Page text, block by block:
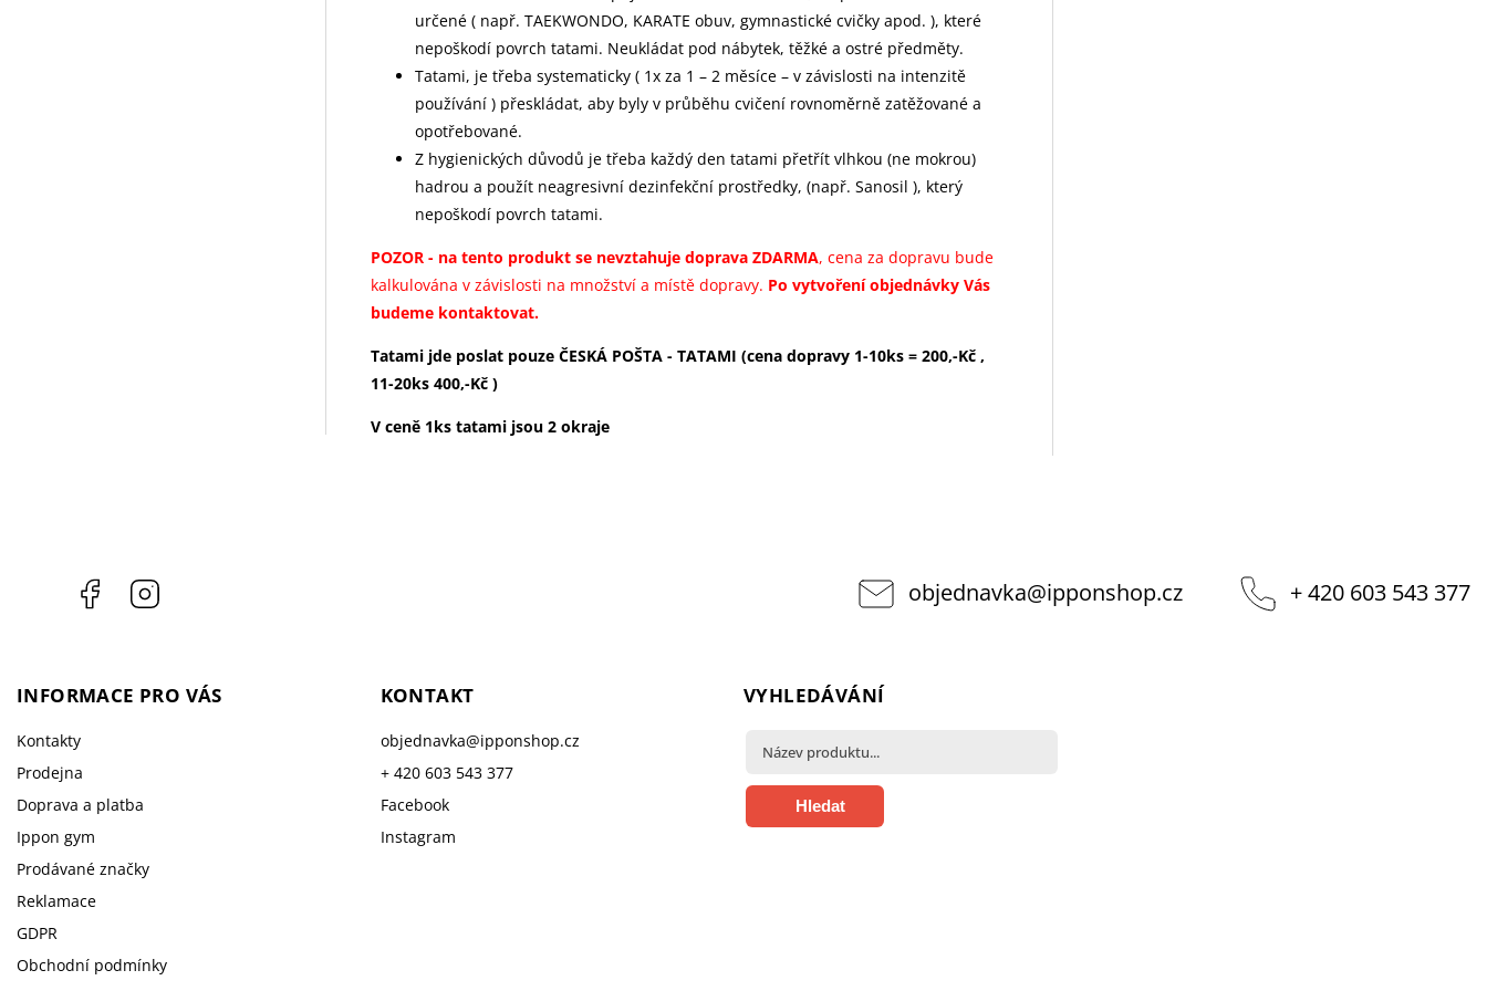
určené ( např. TAEKWONDO, KARATE obuv, gymnastické cvičky apod. ), které
nepoškodí povrch tatami. Neukládat pod nábytek, těžké a ostré předměty.
Tatami, je třeba systematicky ( 1x za 1 – 2 měsíce – v závislosti na intenzitě
používání ) přeskládat, aby byly v průběhu cvičení rovnoměrně zatěžované a
opotřebované.
Z hygienických důvodů je třeba každý den tatami přetřít vlhkou (ne mokrou)
hadrou a použít neagresivní dezinfekční prostředky, (např. Sanosil ), který
nepoškodí povrch tatami.
POZOR - na tento produkt se nevztahuje doprava ZDARMA, cena za dopravu bude
kalkulována v závislosti na množství a místě dopravy. Po vytvoření objednávky Vás
budeme kontaktovat.
Tatami jde poslat pouze ČESKÁ POŠTA - TATAMI (cena dopravy 1-10ks = 200,-Kč ,
11-20ks 400,-Kč )
V ceně 1ks tatami jsou 2 okraje
Facebook objednavka@ipponshop.cz + 420 603 543 377
INFORMACE PRO VÁS
Kontakty
Prodejna
Doprava a platba
Ippon gym
Prodávané značky
Reklamace
GDPR
Obchodní podmínky
KONTAKT
objednavka@ipponshop.cz
+ 420 603 543 377
Facebook
Instagram
VYHLEDÁVÁNÍ
Hledat